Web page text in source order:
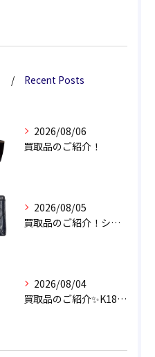
Recent Posts
2026/08/06
買取品のご紹介！
2026/08/05
買取品のご紹介！シャネル 2.55 マトラッセ カードケース
2026/08/04
買取品のご紹介✨️K18 ダイヤ/ルビーリング💍